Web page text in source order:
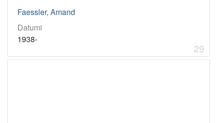
Faessler, Amand
Datumi
1938-
29